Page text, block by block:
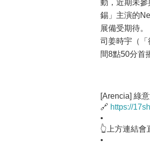
動，近期未
錫」主演的
展備受期待。
司姜時宇（
間8點50分首
[Arencia] 綠
🔗 https://
•
👆上方連結
•